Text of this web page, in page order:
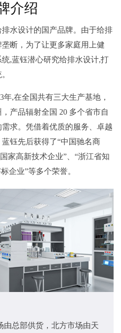
介绍
水设计的国产品牌。由于给排
断，为了让更多家庭用上健
,蓝钰潜心研究给排水设计,打
年,在全国共有三大生产基地，
产品辐射全国 20 多个省市自
求。凭借着优质的服务、卓越
钰先后获得了“中国驰名商
家高新技术企业”、“浙江省知
企业”等多个荣誉。
由总部供货，北方市场由天